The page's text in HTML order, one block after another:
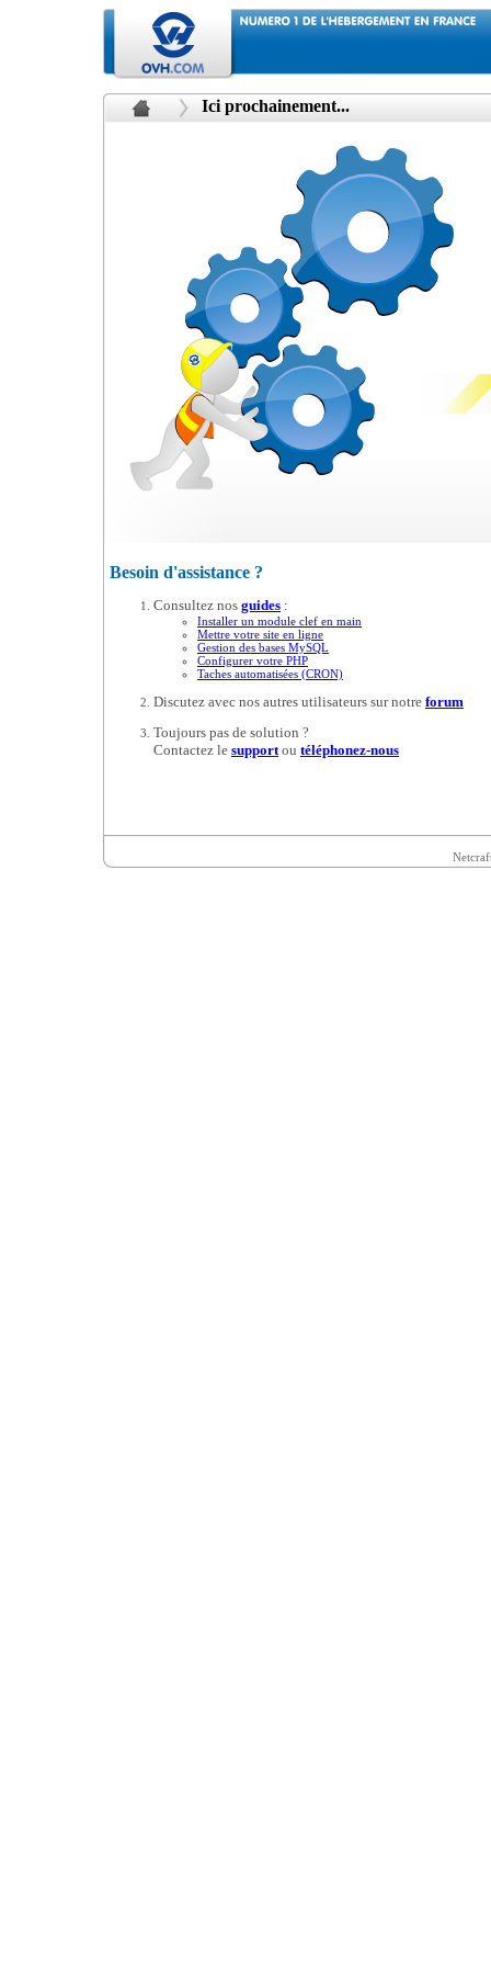
Ici prochainement...
Besoin d'assistance ?
Consultez nos guides :
Installer un module clef en main
Mettre votre site en ligne
Gestion des bases MySQL
Configurer votre PHP
Taches automatisées (CRON)
Discutez avec nos autres utilisateurs sur notre forum
Toujours pas de solution ?
Contactez le supportou téléphonez-nous